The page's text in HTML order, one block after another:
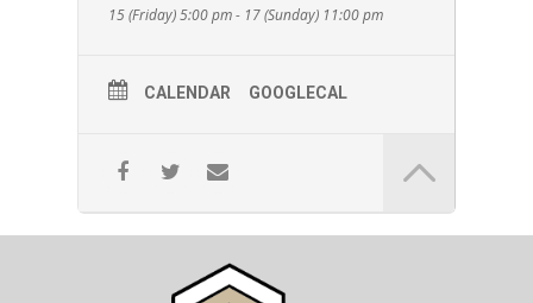
15 (Friday) 5:00 pm - 17 (Sunday) 11:00 pm
CALENDAR GOOGLECAL